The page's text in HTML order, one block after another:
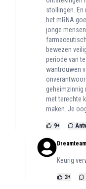
stollingen.
het mRNA
jonge
bewezen
periode van
wantrouwen
geheimzinnig
met terechte
maken. Je
9+
Dreamteam
Keurig
3+